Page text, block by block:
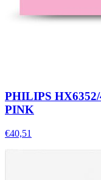
PHILIPS
PINK
€40,51